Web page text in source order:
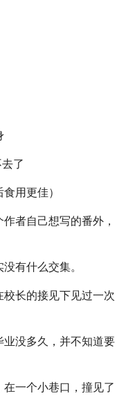
了
用更佳）
者自己想写的番外，
有什么交集。
长的接见下见过一次
没多久，并不知道要
一个小巷口，撞见了